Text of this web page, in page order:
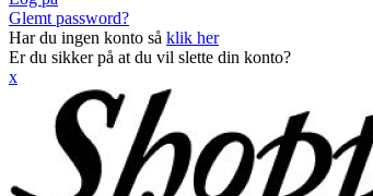
Glemt password?
Har du ingen konto så klik her
Er du sikker på at du vil slette din konto?
x